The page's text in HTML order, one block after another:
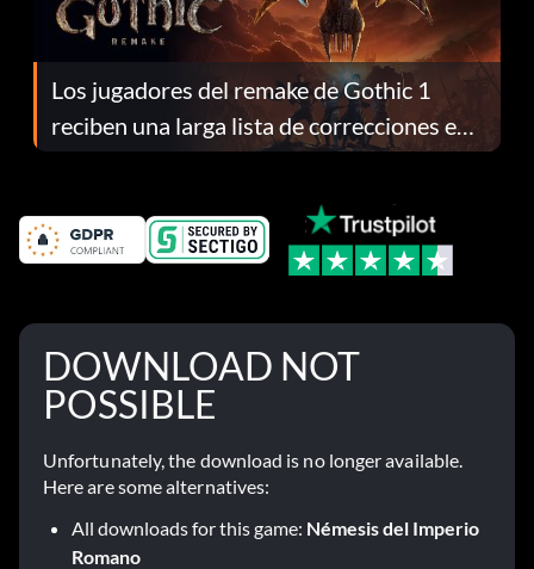
Los jugadores del remake de Gothic 1
reciben una larga lista de correcciones en
el parche 1.0.4
DOWNLOAD NOT
POSSIBLE
Unfortunately, the download is no longer available.
Here are some alternatives:
All downloads for this game: Némesis del Imperio
Romano